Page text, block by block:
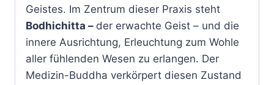
Geistes. Im Zentrum dieser Praxis steht
Bodhichitta – der erwachte Geist – und die
innere Ausrichtung, Erleuchtung zum Wohle
aller fühlenden Wesen zu erlangen. Der
Medizin-Buddha verkörpert diesen Zustand